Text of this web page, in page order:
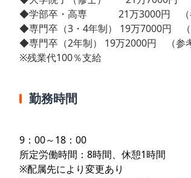
◆学部卒・高専 21万3000円 （参
◆専門卒（3・4年制） 19万7000円
◆専門卒（2年制） 19万2000円 （参
※残業代100％支給
勤務時間
9：00～18：00
所定労働時間：8時間、休憩1時間
※配属先により変更あり